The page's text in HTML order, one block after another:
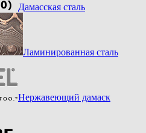
Дамасская сталь
Ламинированная сталь
Нержавеющий дамаск